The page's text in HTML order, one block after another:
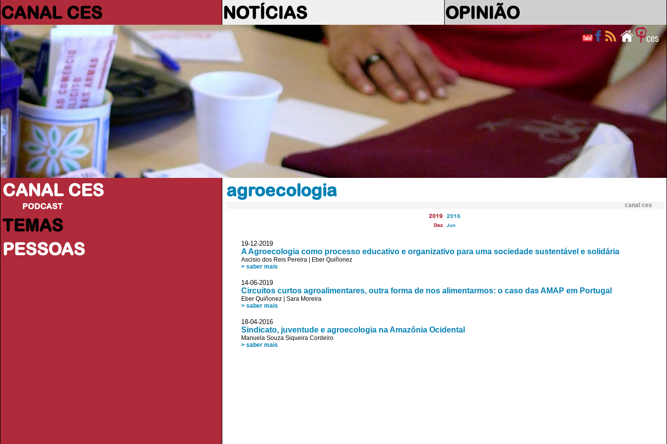
CANAL CES NOTÍCIAS OPINIÃO
CANAL CES
PODCAST
TEMAS
PESSOAS
agroecologia
canal ces
2019 2016
Dez Jun
19-12-2019
A Agroecologia como processo educativo e organizativo para uma sociedade sustentável e solidária
Ascisio dos Reis Pereira
Eber Quiñonez
> saber mais
14-06-2019
Circuitos curtos agroalimentares, outra forma de nos alimentarmos: o caso das AMAP em Portugal
Eber Quiñonez
Sara Moreira
> saber mais
18-04-2016
Sindicato, juventude e agroecologia na Amazônia Ocidental
Manuela Souza Siqueira Cordeiro
> saber mais